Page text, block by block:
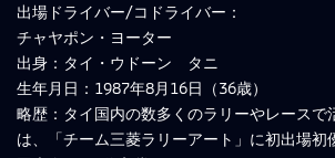
出場ドライバー/コドライバー：
チャヤポン・ヨーター
出身：タイ・ウドーン タニ
生年月日：1987年8月16日（36歳）
略歴：タイ国内の数多くのラリーやレースで
は、「チーム三菱ラリーアート」に初出場初